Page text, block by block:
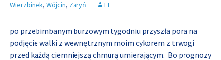
Wierzbinek, Wójcin, Zaryń EL
po przebimbanym burzowym tygodniu przyszła pora na
podjęcie walki z wewnętrznym moim cykorem z trwogi
przed każdą ciemniejszą chmurą umierającym. Bo prognozy